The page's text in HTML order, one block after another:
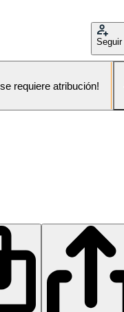
Seguir
requiere atribución!